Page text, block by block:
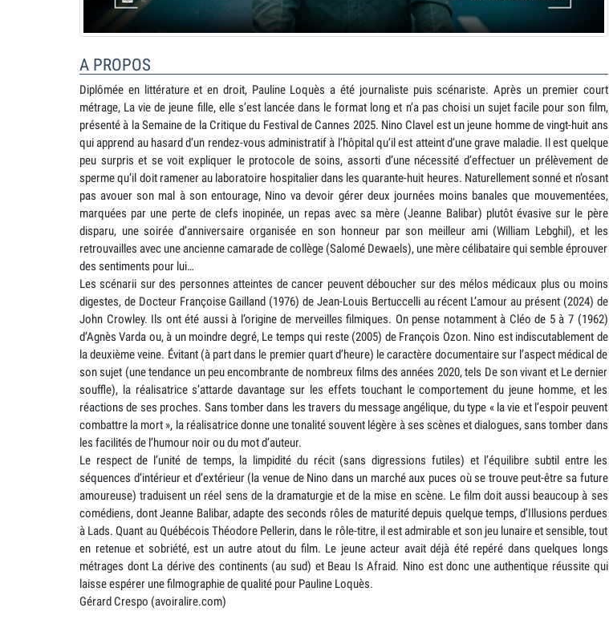
A PROPOS
Diplômée en littérature et en droit, Pauline Loquès a été journaliste puis scénariste. Après un premier court
métrage, La vie de jeune fille, elle s’est lancée dans le format long et n’a pas choisi un sujet facile pour son film,
présenté à la Semaine de la Critique du Festival de Cannes 2025. Nino Clavel est un jeune homme de vingt-huit ans
qui apprend au hasard d’un rendez-vous administratif à l’hôpital qu’il est atteint d’une grave maladie. Il est quelque
peu surpris et se voit expliquer le protocole de soins, assorti d’une nécessité d’effectuer un prélèvement de
sperme qu’il doit ramener au laboratoire hospitalier dans les quarante-huit heures. Naturellement sonné et n’osant
pas avouer son mal à son entourage, Nino va devoir gérer deux journées moins banales que mouvementées,
marquées par une perte de clefs inopinée, un repas avec sa mère (Jeanne Balibar) plutôt évasive sur le père
disparu, une soirée d’anniversaire organisée en son honneur par son meilleur ami (William Lebghil), et les
retrouvailles avec une ancienne camarade de collège (Salomé Dewaels), une mère célibataire qui semble éprouver
des sentiments pour lui…
Les scénarii sur des personnes atteintes de cancer peuvent déboucher sur des mélos médicaux plus ou moins
digestes, de Docteur Françoise Gailland (1976) de Jean-Louis Bertuccelli au récent L’amour au présent (2024) de
John Crowley. Ils ont été aussi à l’origine de merveilles filmiques. On pense notamment à Cléo de 5 à 7 (1962)
d’Agnès Varda ou, à un moindre degré, Le temps qui reste (2005) de François Ozon. Nino est indiscutablement de
la deuxième veine. Évitant (à part dans le premier quart d’heure) le caractère documentaire sur l’aspect médical de
son sujet (une tendance un peu encombrante de nombreux films des années 2020, tels De son vivant et Le dernier
souffle), la réalisatrice s’attarde davantage sur les effets touchant le comportement du jeune homme, et les
réactions de ses proches. Sans tomber dans les travers du message angélique, du type « la vie et l’espoir peuvent
combattre la mort », la réalisatrice donne une tonalité souvent légère à ses scènes et dialogues, sans tomber dans
les facilités de l’humour noir ou du mot d’auteur.
Le respect de l’unité de temps, la limpidité du récit (sans digressions futiles) et l’équilibre subtil entre les
séquences d’intérieur et d’extérieur (la venue de Nino dans un marché aux puces où se trouve peut-être sa future
amoureuse) traduisent un réel sens de la dramaturgie et de la mise en scène. Le film doit aussi beaucoup à ses
comédiens, dont Jeanne Balibar, adapte des seconds rôles de maturité depuis quelque temps, d’Illusions perdues
à Lads. Quant au Québécois Théodore Pellerin, dans le rôle-titre, il est admirable et son jeu lunaire et sensible, tout
en retenue et sobriété, est un autre atout du film. Le jeune acteur avait déjà été repéré dans quelques longs
métrages dont La dérive des continents (au sud) et Beau Is Afraid. Nino est donc une authentique réussite qui
laisse espérer une filmographie de qualité pour Pauline Loquès.
Gérard Crespo (avoiralire.com)